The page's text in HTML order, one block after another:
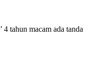
tahun macam ada tanda